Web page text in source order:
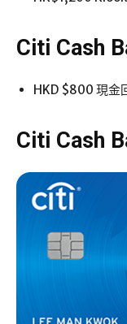
Citi Cash
HKD $800 現金
Citi Cash